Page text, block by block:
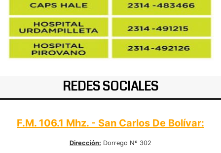
REDES SOCIALES
F.M. 106.1 Mhz. - San Carlos De Bolívar:
Dirección: Dorrego Nº 302